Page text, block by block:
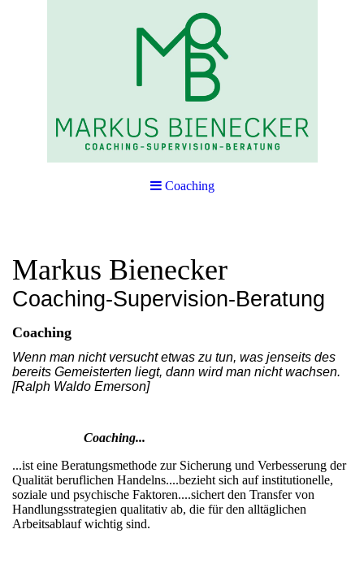
Coaching
Markus Bienecker
Coaching-Supervision-Beratung
Coaching
Wenn man nicht versucht etwas zu tun, was jenseits des
bereits Gemeisterten liegt, dann wird man nicht wachsen.
[Ralph Waldo Emerson]
Coaching...
...ist eine Beratungsmethode zur Sicherung und Verbesserung der
Qualität beruflichen Handelns....bezieht sich auf institutionelle,
soziale und psychische Faktoren....sichert den Transfer von
Handlungsstrategien qualitativ ab, die für den alltäglichen
Arbeitsablauf wichtig sind.